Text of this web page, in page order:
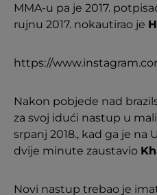
MMA-u pa je 2017.
rujnu 2017. nokautirao je
https://
Nakon pobjede nad
za svoj idući nastup u
srpanj 2018., kad ga je na
dvije minute zaustavio
Novi nastup trebao je